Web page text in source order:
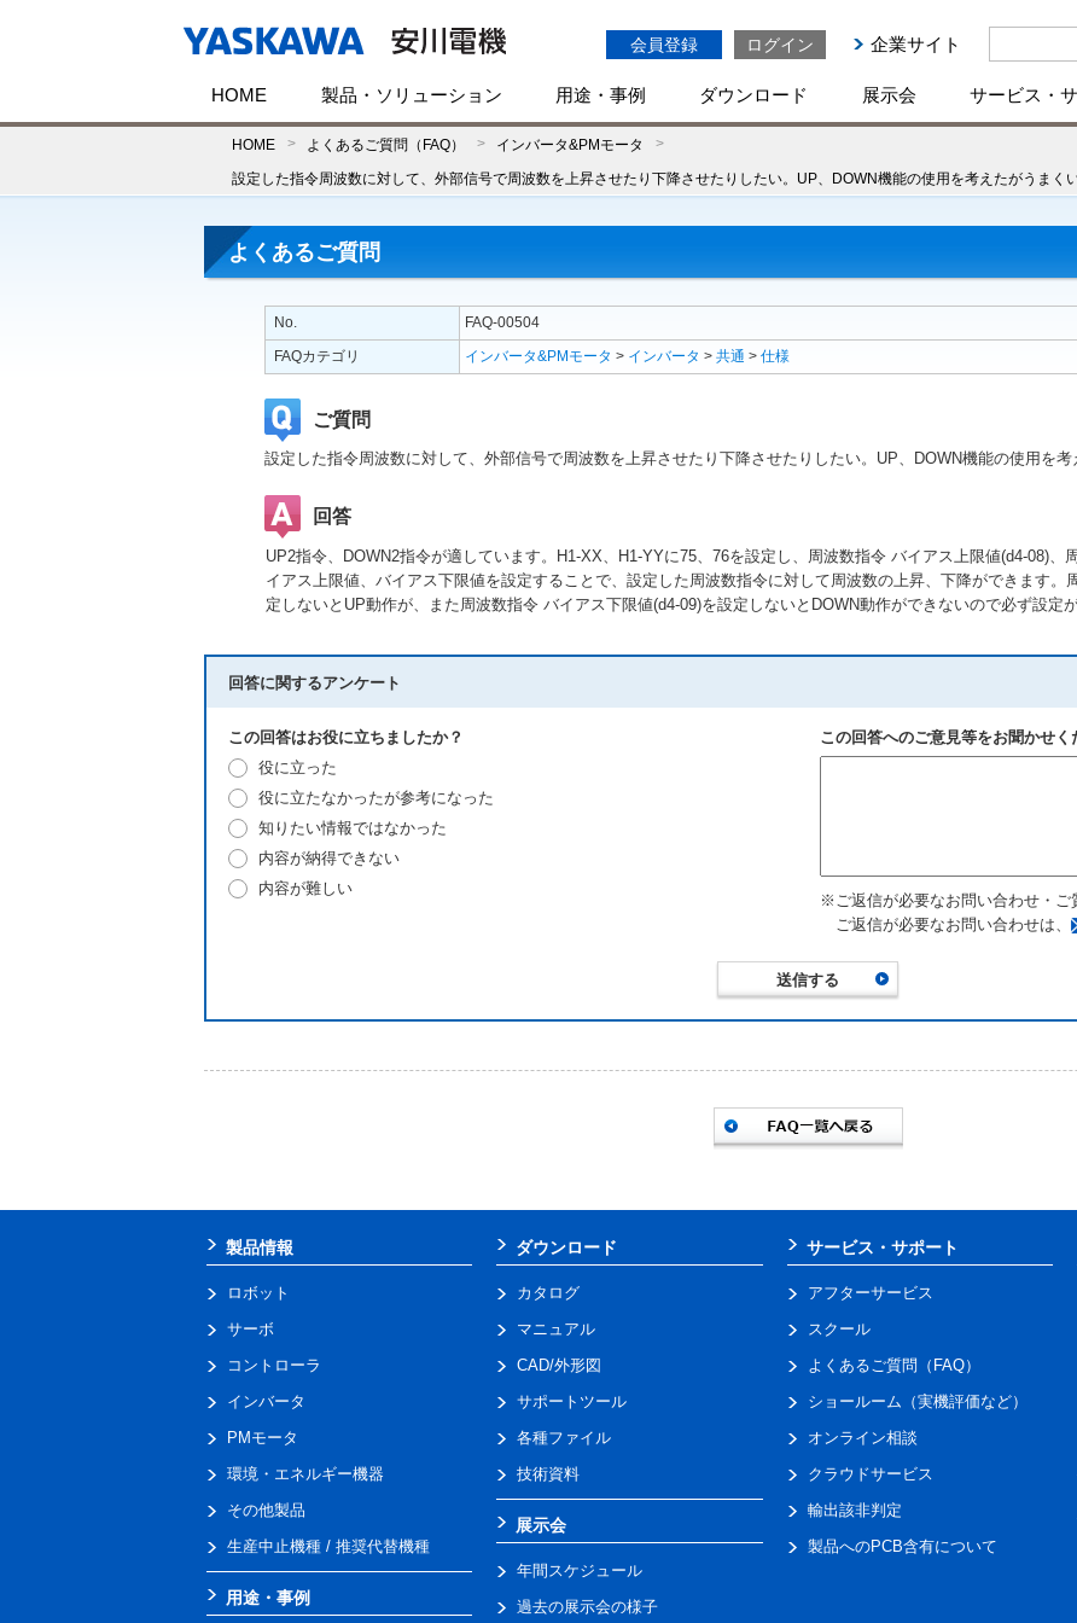
会員登録 ログイン 企業サイト
HOME 製品・ソリューション 用途・事例 ダウンロード 展示会 サービス・
HOME よくあるご質問（FAQ） インバータ&PMモータ
設定した指令周波数に対して、外部信号で周波数を上昇させたり下降させたりしたい。UP、DOWN機能の使用を考えたがうまくい
よくあるご質問
No.
FAQ-00504
FAQカテゴリ
インバータ&PMモータ > インバータ > 共通 > 仕様
ご質問
設定した指令周波数に対して、外部信号で周波数を上昇させたり下降させたりしたい。UP、DOWN機能の使用を考
回答
UP2指令、DOWN2指令が適しています。H1-XX、H1-YYに75、76を設定し、周波数指令 バイアス上限値(d4-08)、
イアス上限値、バイアス下限値を設定することで、設定した周波数指令に対して周波数の上昇、下降ができます。
定しないとUP動作が、また周波数指令 バイアス下限値(d4-09)を設定しないとDOWN動作ができないので必ず設定が
回答に関するアンケート
この回答はお役に立ちましたか？
役に立った
役に立たなかったが参考になった
知りたい情報ではなかった
内容が納得できない
内容が難しい
この回答へのご意見等をお聞かせく
※ご返信が必要なお問い合わせ・ご
ご返信が必要なお問い合わせは、
製品情報
ロボット
サーボ
コントローラ
インバータ
PMモータ
環境・エネルギー機器
その他製品
生産中止機種 / 推奨代替機種
用途・事例
ダウンロード
カタログ
マニュアル
CAD/外形図
サポートツール
各種ファイル
技術資料
展示会
年間スケジュール
過去の展示会の様子
サービス・サポート
アフターサービス
スクール
よくあるご質問（FAQ）
ショールーム（実機評価など）
オンライン相談
クラウドサービス
輸出該非判定
製品へのPCB含有について